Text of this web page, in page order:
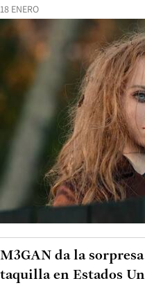
18 ENERO
M3GAN da la
taquilla en Estados